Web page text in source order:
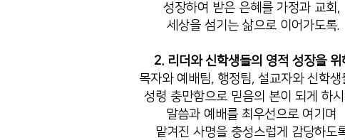
성장하여 받은 은혜를 가정과 교회,
세상을 섬기는 삶으로 이어가도록.
2. 리더와 신학생들의 영적 성장을 위
목자와 예배팀, 행정팀, 설교자와 신학생
성령 충만함으로 믿음의 본이 되게 하
말씀과 예배를 최우선으로 여기며
맡겨진 사명을 충성스럽게 감당하도